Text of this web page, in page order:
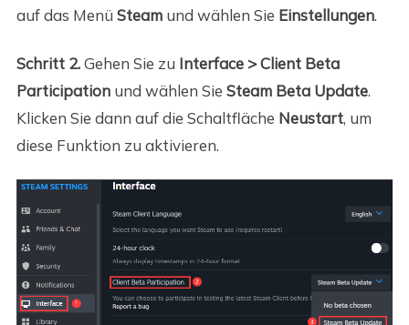
auf das Menü Steamund wählen Sie Einstellungen.
Schritt 2.Gehen Sie zu Interface > Client Beta
Participationund wählen Sie Steam Beta Update.
Klicken Sie dann auf die Schaltfläche Neustart, um
diese Funktion zu aktivieren.